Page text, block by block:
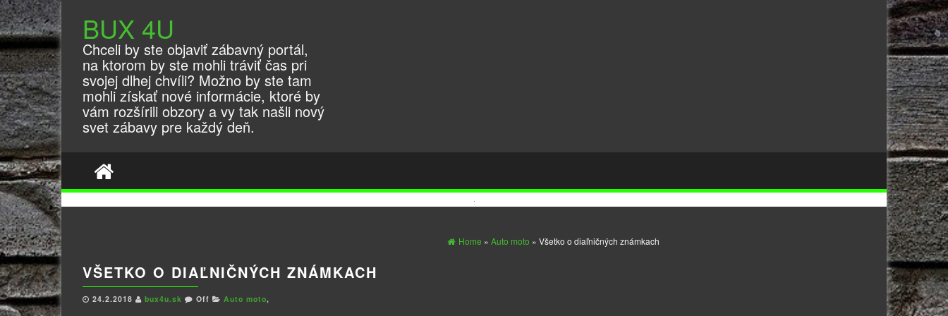
BUX 4U
Chceli by ste objaviť zábavný portál,
na ktorom by ste mohli tráviť čas pri
svojej dlhej chvíli? Možno by ste tam
mohli získať nové informácie, ktoré by
vám rozšírili obzory a vy tak našli nový
svet zábavy pre každý deň.
Home » Auto moto » Všetko o diaľničných známkach
VŠETKO O DIAĽNIČNÝCH ZNÁMKACH
24.2.2018 bux4u.sk Off Auto moto,